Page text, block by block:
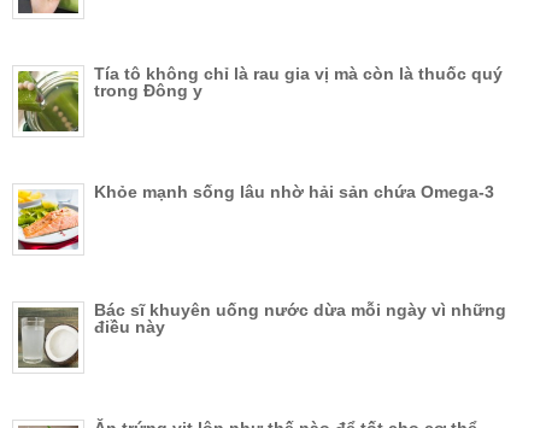
Tía tô không chỉ là rau gia vị mà còn là thuốc quý
trong Đông y
Khỏe mạnh sống lâu nhờ hải sản chứa Omega-3
Bác sĩ khuyên uống nước dừa mỗi ngày vì những
điều này